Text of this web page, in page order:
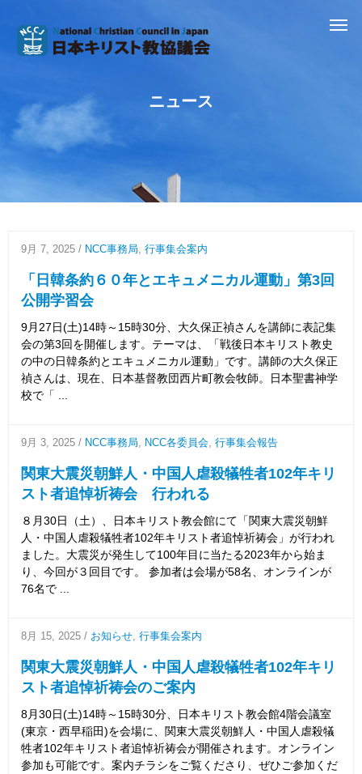
ニュース
9月 7, 2025 / NCC事務局, 行事集会案内
「日韓条約６０年とエキュメニカル運動」第3回
公開学習会
9月27日(土)14時～15時30分、大久保正禎さんを講師に表記集
会の第3回を開催します。テーマは、「戦後日本キリスト教史
の中の日韓条約とエキュメニカル運動」です。講師の大久保正
禎さんは、現在、日本基督教団西片町教会牧師。日本聖書神学
校で「 ...
9月 3, 2025 / NCC事務局, NCC各委員会, 行事集会報告
関東大震災朝鮮人・中国人虐殺犠牲者102年キリ
スト者追悼祈祷会 行われる
８月30日（土）、日本キリスト教会館にて「関東大震災朝鮮
人・中国人虐殺犠牲者102年キリスト者追悼祈祷会」が行われ
ました。大震災が発生して100年目に当たる2023年から始ま
り、今回が３回目です。 参加者は会場が58名、オンラインが
76名で ...
8月 15, 2025 / お知らせ, 行事集会案内
関東大震災朝鮮人・中国人虐殺犠牲者102年キリ
スト者追悼祈祷会のご案内
8月30日(土)14時～15時30分、日本キリスト教会館4階会議室
(東京・西早稲田)を会場に、関東大震災朝鮮人・中国人虐殺犠
牲者102年キリスト者追悼祈祷会が開催されます。オンライン
参加も可能です。案内チラシをご覧くださり、ぜひご参加くだ